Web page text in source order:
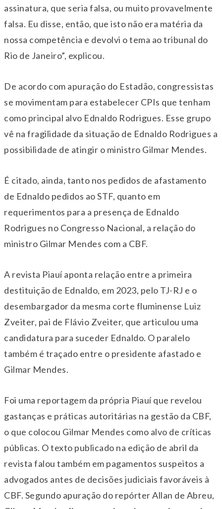
assinatura, que seria falsa, ou muito provavelmente
falsa. Eu disse, então, que isto não era matéria da
nossa competência e devolvi o tema ao tribunal do
Rio de Janeiro”, explicou.
De acordo com apuração do Estadão, congressistas
se movimentam para estabelecer CPIs que tenham
como principal alvo Ednaldo Rodrigues. Esse grupo
vê na fragilidade da situação de Ednaldo Rodrigues a
possibilidade de atingir o ministro Gilmar Mendes.
É citado, ainda, tanto nos pedidos de afastamento
de Ednaldo pedidos ao STF, quanto em
requerimentos para a presença de Ednaldo
Rodrigues no Congresso Nacional, a relação do
ministro Gilmar Mendes com a CBF.
A revista Piauí aponta relação entre a primeira
destituição de Ednaldo, em 2023, pelo TJ-RJ e o
desembargador da mesma corte fluminense Luiz
Zveiter, pai de Flávio Zveiter, que articulou uma
candidatura para suceder Ednaldo. O paralelo
também é traçado entre o presidente afastado e
Gilmar Mendes.
Foi uma reportagem da própria Piauí que revelou
gastanças e práticas autoritárias na gestão da CBF,
o que colocou Gilmar Mendes como alvo de críticas
públicas. O texto publicado na edição de abril da
revista falou também em pagamentos suspeitos a
advogados antes de decisões judiciais favoráveis à
CBF. Segundo apuração do repórter Allan de Abreu,